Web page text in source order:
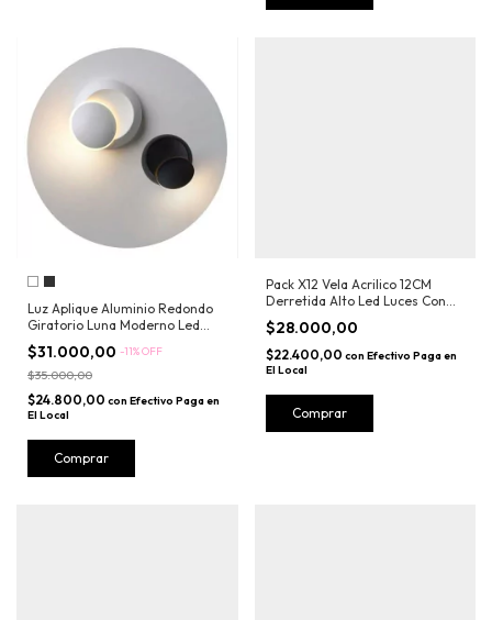
Luz Aplique Aluminio Redondo
Giratorio Luna Moderno Led
360
$31.000,00 -11%OFF
$35.000,00
$24.800,00 con Efectivo Paga en
El Local
Comprar
Pack X12 Vela Acrilico 12CM
Derretida Alto Led Luces Con
Pila Deco
$28.000,00
$22.400,00 con Efectivo Paga en
El Local